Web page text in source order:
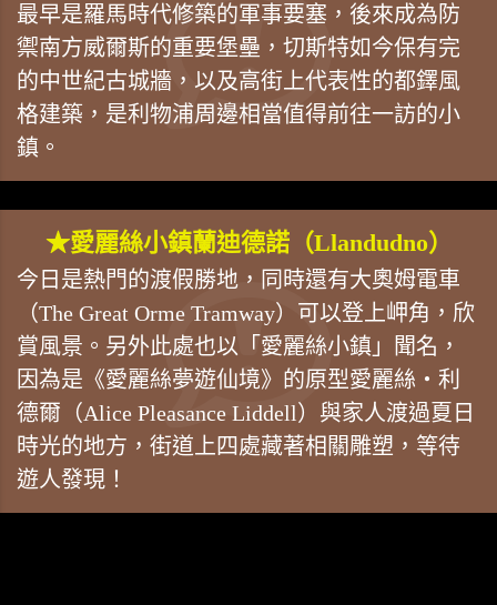
最早是羅馬時代修築的軍事要塞，後來成為防
禦南方威爾斯的重要堡壘，切斯特如今保有完
的中世紀古城牆，以及高街上代表性的都鐸風
格建築，是利物浦周邊相當值得前往一訪的小
鎮。
★愛麗絲小鎮蘭迪德諾（Llandudno）
今日是熱門的渡假勝地，同時還有大奧姆電車
（The Great Orme Tramway）可以登上岬角，欣
賞風景。另外此處也以「愛麗絲小鎮」聞名，
因為是《愛麗絲夢遊仙境》的原型愛麗絲‧利
德爾（Alice Pleasance Liddell）與家人渡過夏日
時光的地方，街道上四處藏著相關雕塑，等待
遊人發現！